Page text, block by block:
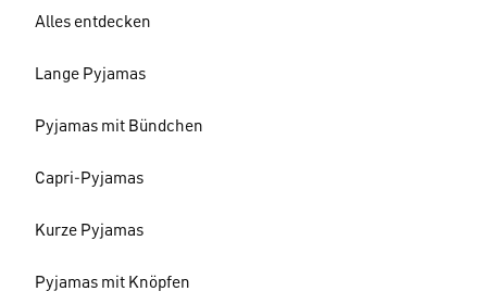
Alles entdecken
Lange Pyjamas
Pyjamas mit Bündchen
Capri-Pyjamas
Kurze Pyjamas
Pyjamas mit Knöpfen